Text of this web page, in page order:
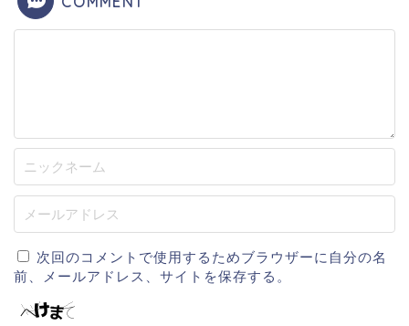
次回のコメントで使用するためブラウザーに自分の名
前、メールアドレス、サイトを保存する。